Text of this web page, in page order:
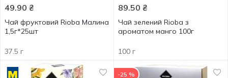
49.90 ₴
Чай фруктовий Rioba Малина
1,5г*25шт
37.5 г
89.50 ₴
Чай зелений Rioba з
ароматом манго 100г
100 г
-25 %